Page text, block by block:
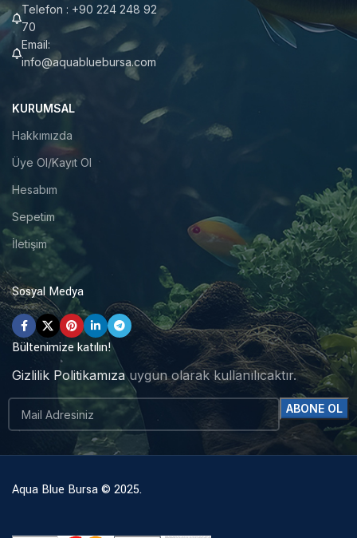
Telefon : +90 224 248 92
70
Email:
info@aquabluebursa.com
KURUMSAL
Hakkımızda
Üye Ol/Kayıt Ol
Hesabım
Sepetim
İletişim
Sosyal Medya
Bültenimize katılın!
Gizlilik Politikamızauygun olarak kullanılıcaktır.
Aqua Blue Bursa © 2025.